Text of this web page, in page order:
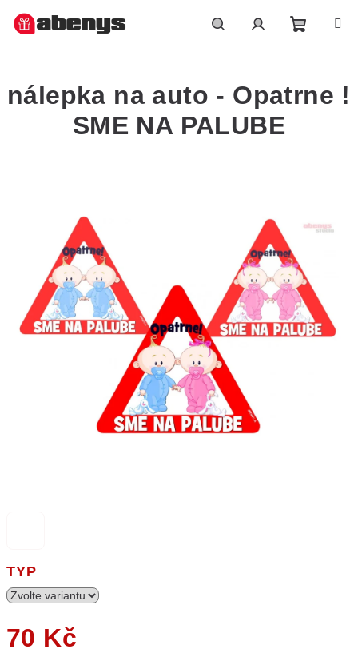
košík
TYP
70 Kč
nálepka na auto - Opatrne !
SME NA PALUBE